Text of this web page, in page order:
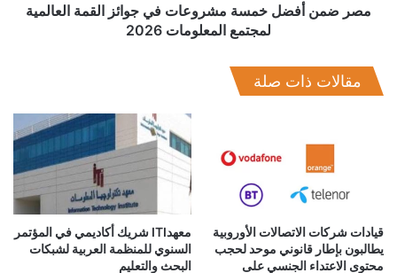
كفاءة الأسواق وشفافيتها.
لمجتمع
مصر ضمن أفضل خمسة مشروعات في جوائز القمة العالمية
لمجتمع المعلومات 2026
مقالات ذات صلة
قيادات شركات الاتصالات الأوروبية
يطالبون بإطار قانوني موحد لحجب
محتوى الاعتداء الجنسي على
معهدITI شريك أكاديمي في المؤتمر
السنوي للمنظمة العربية لشبكات
البحث والتعليم